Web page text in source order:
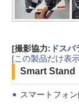
[撮影協力: ドス
[この製品だけ表
Smart Stand
スマートフォ